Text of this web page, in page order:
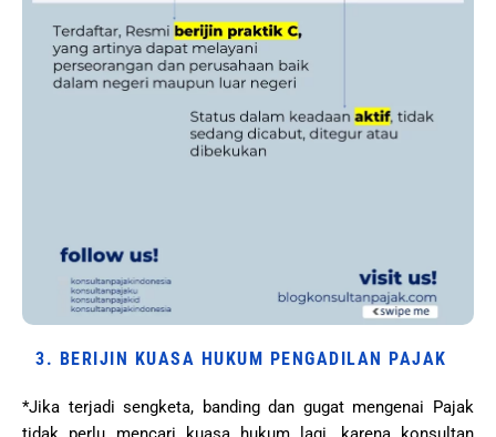
3. BERIJIN KUASA HUKUM PENGADILAN PAJAK
*Jika terjadi sengketa, banding dan gugat mengenai Pajak